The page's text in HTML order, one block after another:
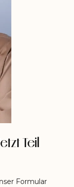
Teil
Formular